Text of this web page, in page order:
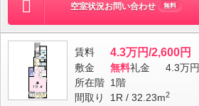
空室状況お問い合わせ 無料
賃料 4.3万円/2,600円
敷金 無料礼金
4.3万円
所在階 1階
間取り
1R / 32.23m2